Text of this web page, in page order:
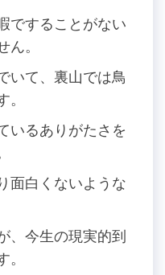
ですることがない
。
いて、裏山では鳥
いるありがたさを
面白くないような
、今生の現実的到